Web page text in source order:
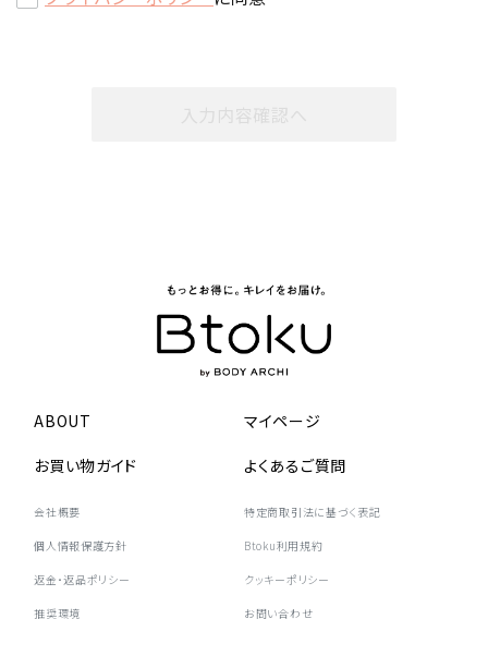
ABOUT マイページ
お買い物ガイド よくあるご質問
会社概要 特定商取引法に基づく表記
個人情報保護方針 Btoku利用規約
返金・返品ポリシー クッキーポリシー
推奨環境 お問い合わせ